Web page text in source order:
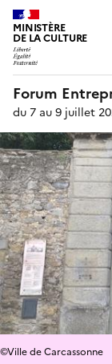
MINISTÈRE
DE LA CULTURE
Forum
du 7 au 9 juillet
©Ville de Carcassonne